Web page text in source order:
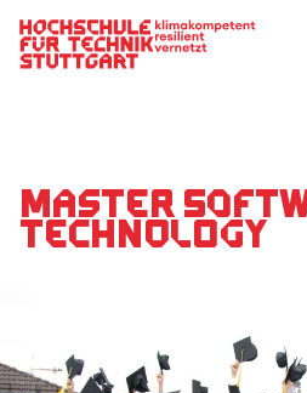
Hauptnavigation
Master
Technology